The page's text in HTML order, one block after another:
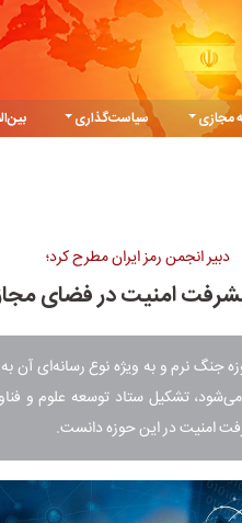
مجازی سیاست‌گذاری
دبیر انجمن رمز ایران مطرح کرد؛
امنیت در فضای
جنگ نرم و به ویژه نوع رسانه‌ای
تشکیل ستاد توسعه علوم و
امنیت در این حوزه دانست.